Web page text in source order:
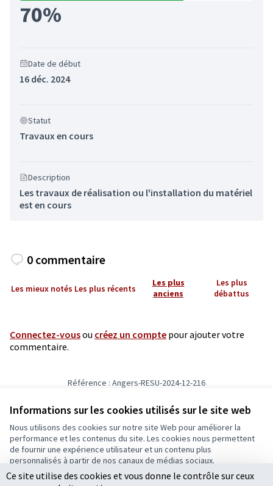
Informations sur les cookies utilisés sur le site web
Nous utilisons des cookies sur notre site Web pour améliorer la
performance et les contenus du site. Les cookies nous permettent
de fournir une expérience utilisateur et un contenu plus
personnalisés à partir de nos canaux de médias sociaux.
Tout accepter
70%
Date de début
16 déc. 2024
Statut
Travaux en cours
Description
Les travaux de réalisation ou l'installation du matériel
est en cours
0 commentaire
Les mieux notés Les plus récents
Les plus
anciens
Les plus
débattus
Connectez-vousou créez un compte pour ajouter votre
commentaire.
Référence : Angers-RESU-2024-12-216
Conditions d'utilisation
Paramètres des cookies
Ecrivons Angers sur X
(Lien externe)
Ecrivons Angers sur Facebook
(Lien externe)
Ce site utilise des cookies et vous donne le contrôle sur ceux